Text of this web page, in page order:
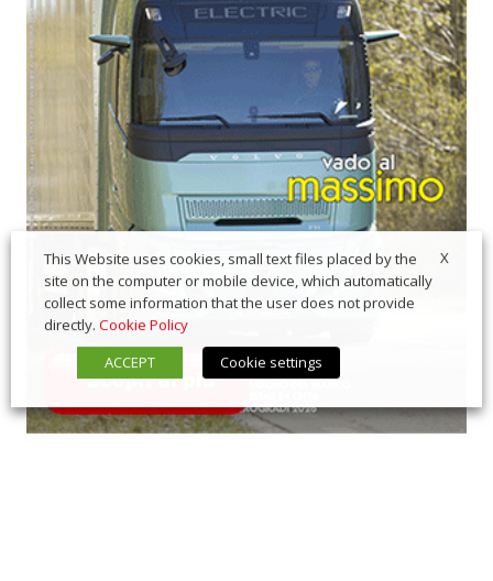
X
This Website uses cookies, small text files placed by the
site on the computer or mobile device, which automatically
collect some information that the user does not provide
directly. Cookie Policy
ACCEPT
Cookie settings